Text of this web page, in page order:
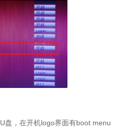
U盘，在开机logo界面有boot menu